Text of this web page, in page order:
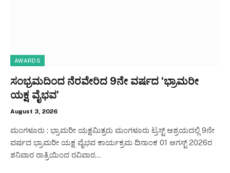
AWARDS
ಸಂಭ್ರಮದಿಂದ ನೆರವೇರಿದ 9ನೇ ವರ್ಷದ ‘ಭ್ರಾಮರೀ
ಯಕ್ಷ ವೈಭವ’
August 3, 2026
ಮಂಗಳೂರು : ಭ್ರಾಮರೀ ಯಕ್ಷಮಿತ್ರರು ಮಂಗಳೂರು ಟ್ರಸ್ಟ್ ಆಶ್ರಯದಲ್ಲಿ 9ನೇ
ವರ್ಷದ ಭ್ರಾಮರೀ ಯಕ್ಷ ವೈಭವ ಕಾರ್ಯಕ್ರಮ ದಿನಾಂಕ 01 ಆಗಸ್ಟ್ 2026ರ
ಶನಿವಾರ ರಾತ್ರಿಯಿಂದ ರವಿವಾರ…